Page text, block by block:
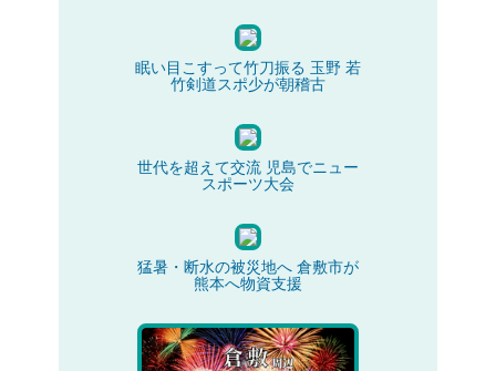
眠い目こすって竹刀振る 玉野 若
竹剣道スポ少が朝稽古
世代を超えて交流 児島でニュー
スポーツ大会
猛暑・断水の被災地へ 倉敷市が
熊本へ物資支援